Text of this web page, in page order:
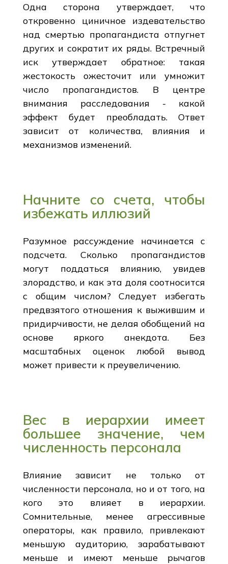
Одна сторона утверждает, что
откровенно циничное издевательство
над смертью пропагандиста отпугнет
других и сократит их ряды. Встречный
иск утверждает обратное: такая
жестокость ожесточит или умножит
число пропагандистов. В центре
внимания расследования - какой
эффект будет преобладать. Ответ
зависит от количества, влияния и
механизмов изменений.
Начните со счета, чтобы
избежать иллюзий
Разумное рассуждение начинается с
подсчета. Сколько пропагандистов
могут поддаться влиянию, увидев
злорадство, и как эта доля соотносится
с общим числом? Следует избегать
предвзятого отношения к выжившим и
придирчивости, не делая обобщений на
основе яркого анекдота. Без
масштабных оценок любой вывод
может привести к преувеличению.
Вес в иерархии имеет
большее значение, чем
численность персонала
Влияние зависит не только от
численности персонала, но и от того, на
кого это влияет в иерархии.
Сомнительные, менее агрессивные
операторы, как правило, привлекают
меньшую аудиторию, зарабатывают
меньше и имеют меньше рычагов